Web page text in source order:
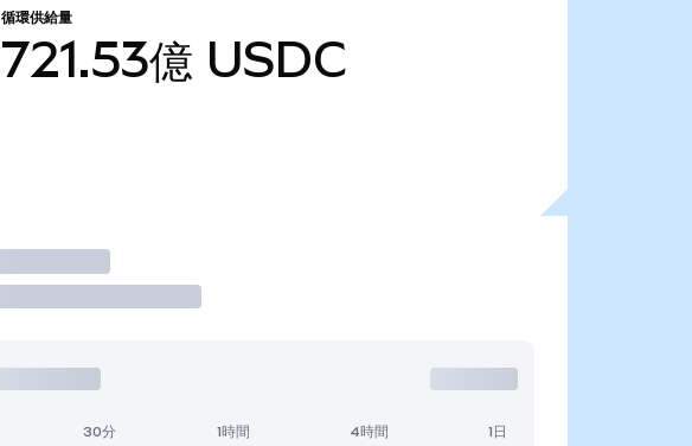
循環供給量
721.53億 USDC
30分 1時間 4時間 1日